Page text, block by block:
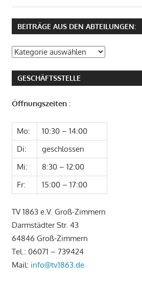
BEITRÄGE AUS DEN ABTEILUNGEN:
Beiträge
den
GESCHÄFTSSTELLE
Öffnungszeiten :
Mo:
10:30 – 14:00
Di:
geschlossen
Mi:
8:30 – 12:00
Fr:
15:00 – 17:00
TV 1863 e.V. Groß-Zimmern
Darmstädter Str. 43
64846 Groß-Zimmern
Tel.: 06071 – 739424
Mail: info@tv1863.de